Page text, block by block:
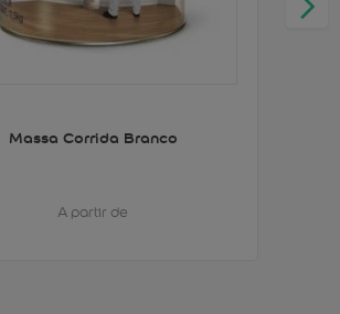
Massa Corrida Branco
A partir de